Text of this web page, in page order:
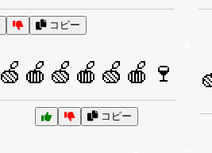
コピー
🍏🍎🍏🍎🍏🍎🍷
コピー